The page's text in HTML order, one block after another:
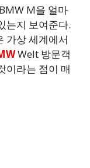
M을 얼마
는지 보여준다.
가상 세계에서
Welt 방문객
이라는 점이 매